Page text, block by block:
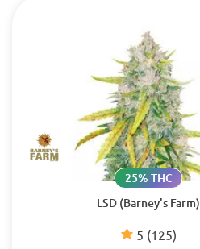
LSD (Barney's Farm)
5 (125)
25% THC